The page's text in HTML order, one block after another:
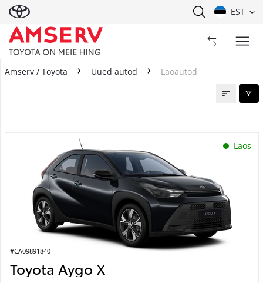
EST
Amserv / Toyota Uued autod Laoautod
Laos
#CA09891840
Toyota Aygo X